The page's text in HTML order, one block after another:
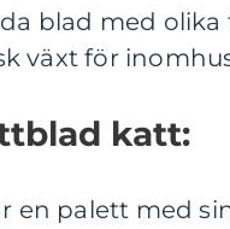
blad med olika
växt för
katt:
en palett med